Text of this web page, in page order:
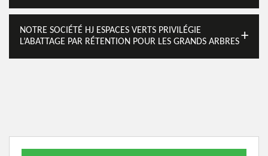
NOTRE SOCIÉTÉ HJ ESPACES VERTS PRIVILÉGIE
L’ABATTAGE PAR RÉTENTION POUR LES GRANDS ARBRES